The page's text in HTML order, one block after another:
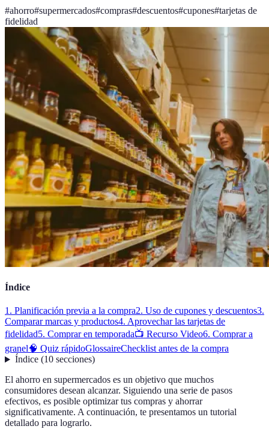
#ahorro#supermercados#compras#descuentos#cupones#tarjetas de
fidelidad
Índice
1. Planificación previa a la compra2. Uso de cupones y descuentos3.
Comparar marcas y productos4. Aprovechar las tarjetas de
fidelidad5. Comprar en temporada📺 Recurso Video6. Comprar a
granel🧠 Quiz rápidoGlossaireChecklist antes de la compra
Índice(10 secciones)
El ahorro en supermercados es un objetivo que muchos
consumidores desean alcanzar. Siguiendo una serie de pasos
efectivos, es posible optimizar tus compras y ahorrar
significativamente. A continuación, te presentamos un tutorial
detallado para lograrlo.